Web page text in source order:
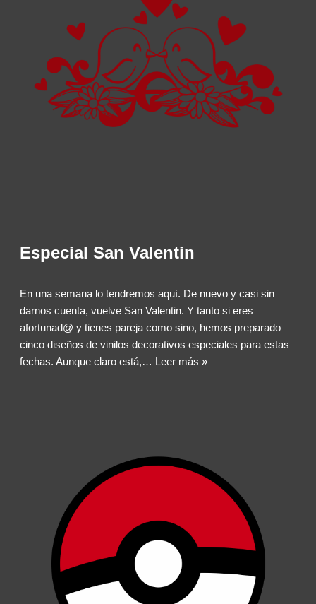
Especial San Valentin
En una semana lo tendremos aquí. De nuevo y casi sin
darnos cuenta, vuelve San Valentin. Y tanto si eres
afortunad@ y tienes pareja como sino, hemos preparado
cinco diseños de vinilos decorativos especiales para estas
fechas. Aunque claro está,… Leer más »